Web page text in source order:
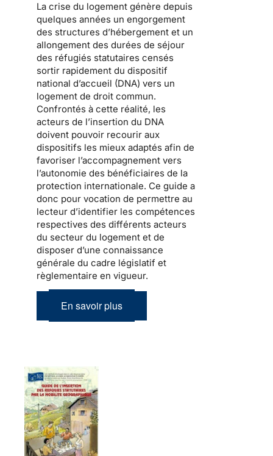
La crise du logement génère depuis
quelques années un engorgement
des structures d’hébergement et un
allongement des durées de séjour
des réfugiés statutaires censés
sortir rapidement du dispositif
national d’accueil (DNA) vers un
logement de droit commun.
Confrontés à cette réalité, les
acteurs de l’insertion du DNA
doivent pouvoir recourir aux
dispositifs les mieux adaptés afin de
favoriser l’accompagnement vers
l’autonomie des bénéficiaires de la
protection internationale. Ce guide a
donc pour vocation de permettre au
lecteur d’identifier les compétences
respectives des différents acteurs
du secteur du logement et de
disposer d’une connaissance
générale du cadre législatif et
règlementaire en vigueur.
En savoir plus